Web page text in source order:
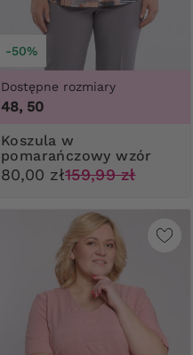
-50%
Dostępne rozmiary
48, 50
Koszula w
pomarańczowy wzór
80,00 zł159,99 zł